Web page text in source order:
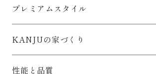
プレミアムスタイル
KANJUの家づくり
性能と品質